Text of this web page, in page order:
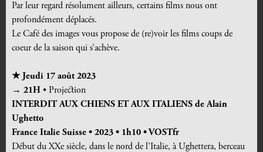
Par leur regard résolument ailleurs, certains films nous ont
profondément déplacés.
Le Café des images vous propose de (re)voir les films coups de
coeur de la saison qui s’achève.
★ Jeudi 17 août 2023
→ 21H • Projection
INTERDIT AUX CHIENS ET AUX ITALIENS de Alain
Ughetto
France Italie Suisse • 2023 • 1h10 • VOSTfr
Début du XXe siècle, dans le nord de l’Italie, à Ughettera, berceau